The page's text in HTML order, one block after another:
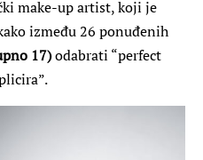
make-up artist, koji je
između 26 ponuđenih
17)odabrati “perfect